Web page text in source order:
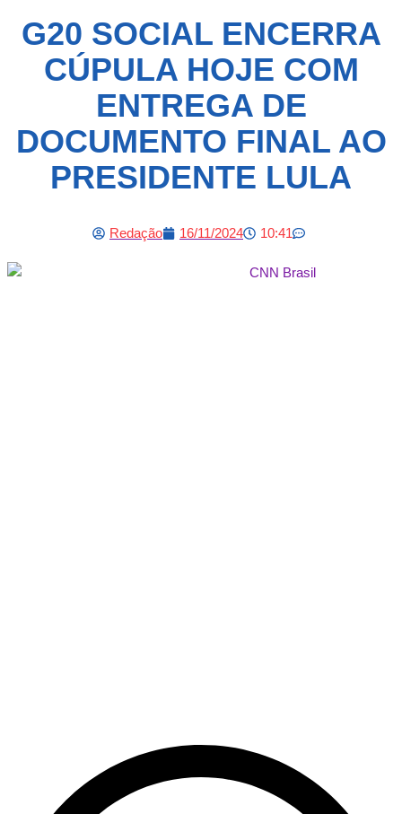
G20 SOCIAL ENCERRA
CÚPULA HOJE COM
ENTREGA DE
DOCUMENTO FINAL AO
PRESIDENTE LULA
Redação 16/11/2024 10:41